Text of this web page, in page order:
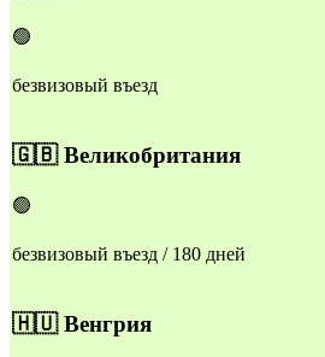
🟢
безвизовый въезд
🇬🇧Великобритания
🟢
безвизовый въезд / 180 дней
🇭🇺Венгрия